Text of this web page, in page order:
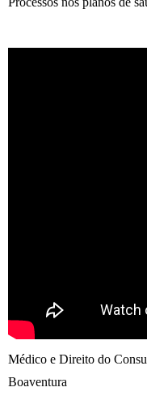
Médico e Direito do
Boaventura